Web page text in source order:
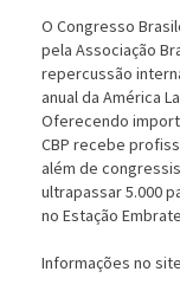
O Congresso
pela Associação
repercussão
anual da América
Oferecendo
CBP recebe
além de
ultrapassar 5.000
no Estação
Informações no